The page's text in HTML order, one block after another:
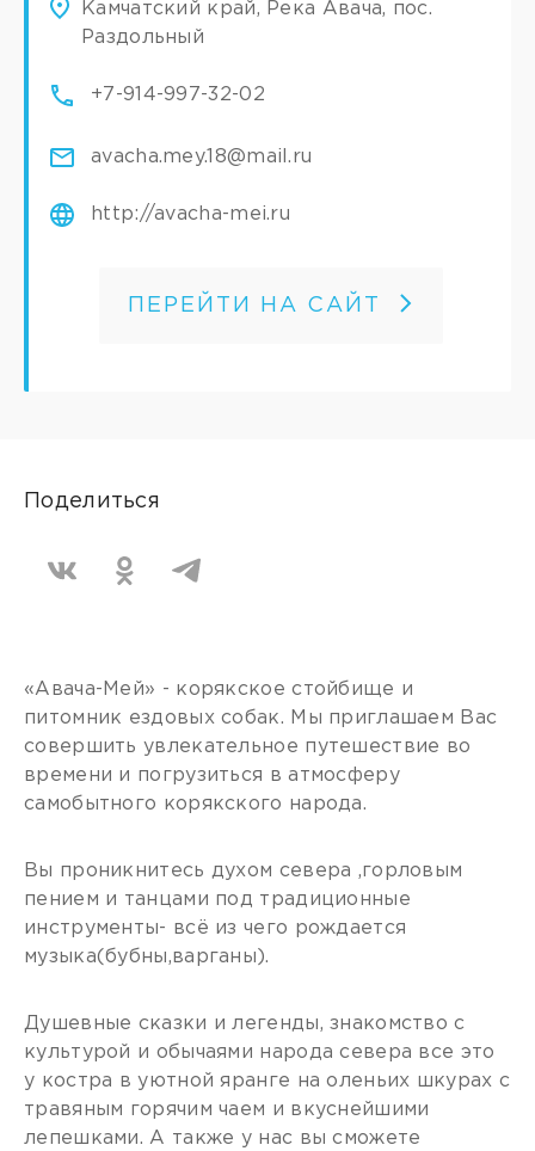
Камчатский край, Река Авача, пос.
Раздольный
+7-914-997-32-02
avacha.mey.18@mail.ru
http://avacha-mei.ru
ПЕРЕЙТИ НА САЙТ
Поделиться
«Авача-Мей» - корякское стойбище и
питомник ездовых собак. Мы приглашаем Вас
совершить увлекательное путешествие во
времени и погрузиться в атмосферу
самобытного корякского народа.
Вы проникнитесь духом севера ,горловым
пением и танцами под традиционные
инструменты- всё из чего рождается
музыка(бубны,варганы).
Душевные сказки и легенды, знакомство с
культурой и обычаями народа севера все это
у костра в уютной яранге на оленьих шкурах с
травяным горячим чаем и вкуснейшими
лепешками. А также у нас вы сможете